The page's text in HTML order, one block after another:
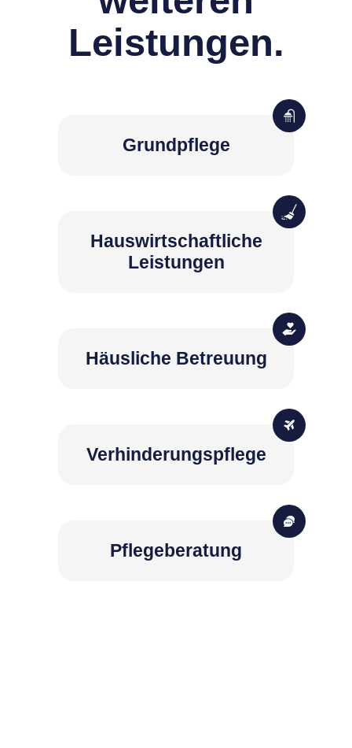
Leistungen.
Grundpflege
Hauswirtschaftliche
Leistungen
Häusliche Betreuung
Verhinderungspflege
Pflegeberatung